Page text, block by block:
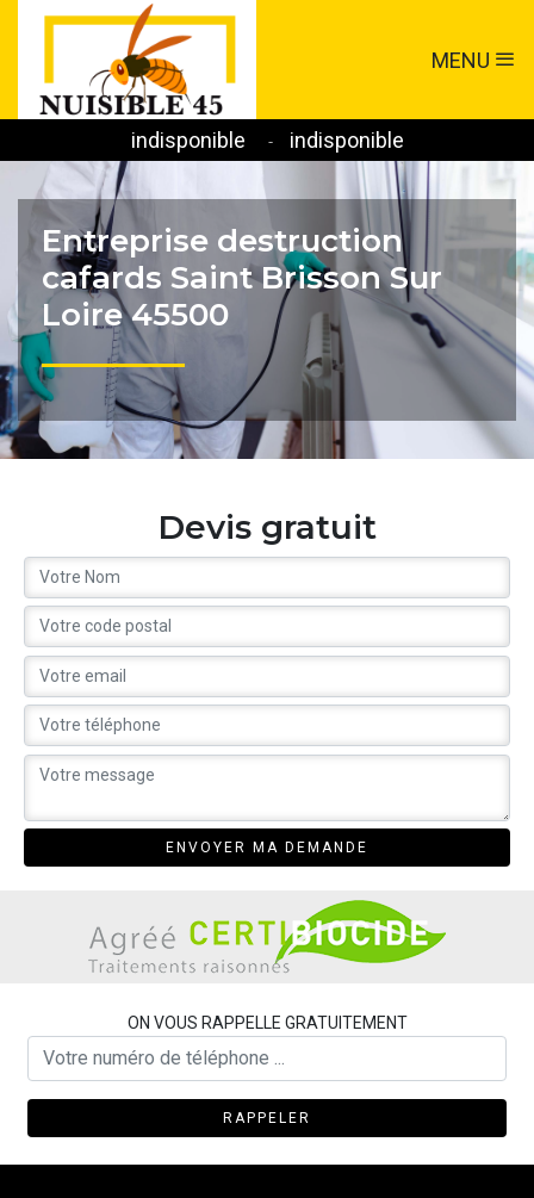
MENU
indisponible - indisponible
Entreprise destruction
cafards Saint Brisson Sur
Loire 45500
Devis gratuit
ON VOUS RAPPELLE GRATUITEMENT